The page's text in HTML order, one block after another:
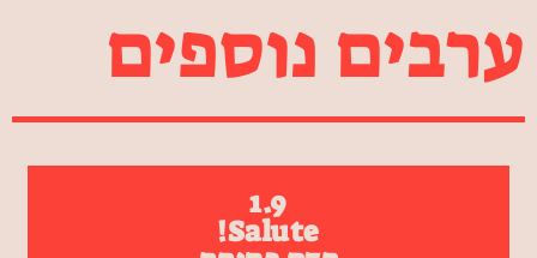
ערבים נוספים
1.9
Salute!